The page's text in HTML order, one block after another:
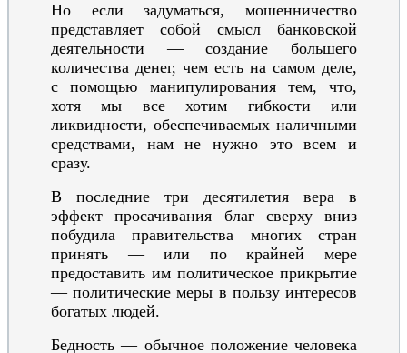
Но если задуматься, мошенничество
представляет собой смысл банковской
деятельности — создание большего
количества денег, чем есть на самом деле,
с помощью манипулирования тем, что,
хотя мы все хотим гибкости или
ликвидности, обеспечиваемых наличными
средствами, нам не нужно это всем и
сразу.
В последние три десятилетия вера в
эффект просачивания благ сверху вниз
побудила правительства многих стран
принять — или по крайней мере
предоставить им политическое прикрытие
— политические меры в пользу интересов
богатых людей.
Бедность — обычное положение человека